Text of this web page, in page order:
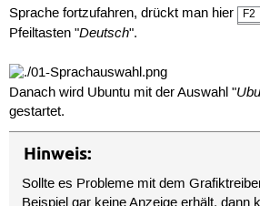
Sprache fortzufahren, drückt man hier
F2
Pfeiltasten "Deutsch".
Danach wird Ubuntu mit der Auswahl "
gestartet.
Hinweis:
Sollte es Probleme mit dem